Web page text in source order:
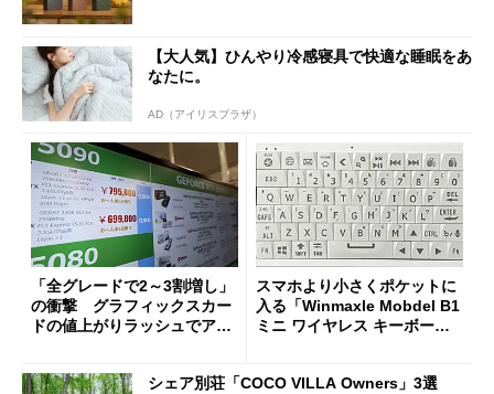
【大人気】ひんやり冷感寝具で快適な睡眠をあ
なたに。
AD（アイリスプラザ）
「全グレードで2～3割増し」
の衝撃 グラフィックスカー
ドの値上がりラッシュでアキ
スマホより小さくポケットに
入る「Winmaxle Mobdel B1
ミニ ワイヤレス キーボー
シェア別荘「COCO VILLA Owners」3選